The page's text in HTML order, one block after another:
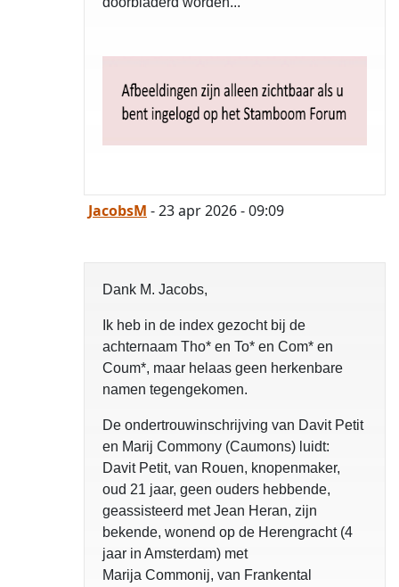
JacobsM - 23 apr 2026 - 09:09
Dank M. Jacobs,
Ik heb in de index gezocht bij de
achternaam Tho* en To* en Com* en
Coum*, maar helaas geen herkenbare
namen tegengekomen.
De ondertrouwinschrijving van Davit Petit
en Marij Commony (Caumons) luidt:
Davit Petit, van Rouen, knopenmaker,
oud 21 jaar, geen ouders hebbende,
geassisteerd met Jean Heran, zijn
bekende, wonend op de Herengracht (4
jaar in Amsterdam) met
Marija Commonij, van Frankental